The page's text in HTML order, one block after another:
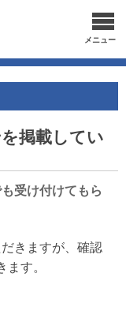
メニュー
掲載してい
受け付けてもら
きますが、確認
す。